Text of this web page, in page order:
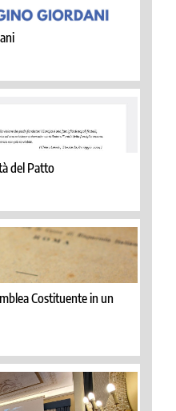
del Patto
Costituente in un